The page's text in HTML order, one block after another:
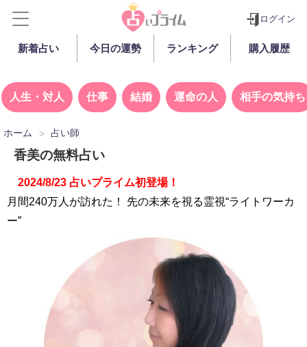
ログイン
新着占い 今日の運勢 ランキング 購入履歴
人生・対人 仕事 結婚 運命の人 相手の気持ち
ホーム 占い師
香美の無料占い
2024/8/23 占いプライム初登場！
月間240万人が訪れた！ 先の未来を視る霊視“ライトワーカ
ー”